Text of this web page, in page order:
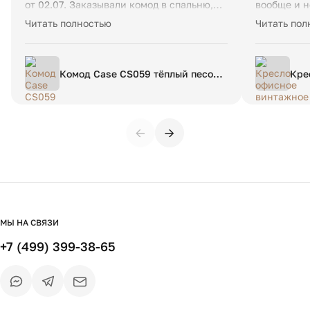
от 02.07. Заказывали комод в спальню,
собирал сам, так как в сборке все
Читать полностью
Комод Case CS059 тёплый песок
вообще и
огонь,
Читать
← →
МЫ НА СВЯЗИ
+7 (499) 399-38-65